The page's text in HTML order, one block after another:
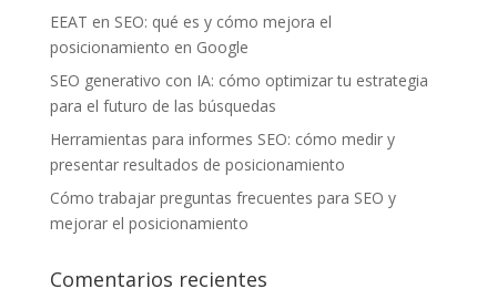
EEAT en SEO: qué es y cómo mejora el
posicionamiento en Google
SEO generativo con IA: cómo optimizar tu estrategia
para el futuro de las búsquedas
Herramientas para informes SEO: cómo medir y
presentar resultados de posicionamiento
Cómo trabajar preguntas frecuentes para SEO y
mejorar el posicionamiento
Comentarios recientes